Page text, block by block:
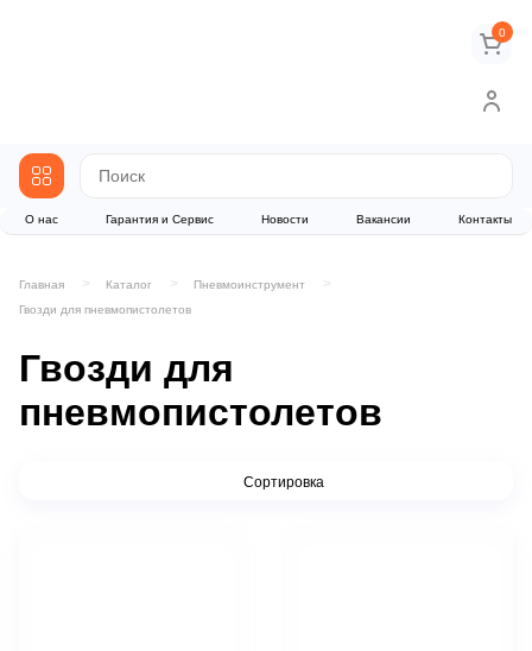
0
О нас Гарантия и Сервис Новости Вакансии Контакты
Главная Каталог
Пневмоинструмент
Гвозди для пневмопистолетов
Гвозди для
пневмопистолетов
Сортировка